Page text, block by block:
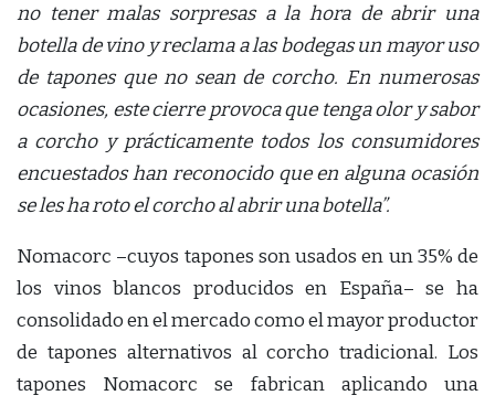
no tener malas sorpresas a la hora de abrir una
botella de vino y reclama a las bodegas un mayor uso
de tapones que no sean de corcho. En numerosas
ocasiones, este cierre provoca que tenga olor y sabor
a corcho y prácticamente todos los consumidores
encuestados han reconocido que en alguna ocasión
se les ha roto el corcho al abrir una botella”.
Nomacorc –cuyos tapones son usados en un 35% de
los vinos blancos producidos en España– se ha
consolidado en el mercado como el mayor productor
de tapones alternativos al corcho tradicional. Los
tapones Nomacorc se fabrican aplicando una